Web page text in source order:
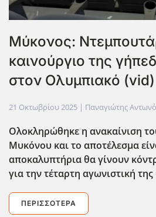
Μύκονος:
καινούργιο της
στον Ολυμπιακό (vid)
21 Οκτωβρίου 2025 | Παναγιώτης
Ολοκληρώθηκε η ανακαίνιση
Μυκόνου και το αποτέλεσμα
αποκαλυπτήρια θα γίνουν
για την τέταρτη αγωνιστική
ΠΕΡΙΣΣΌΤΕΡΑ